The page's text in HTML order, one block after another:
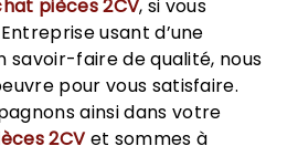
pièces 2CV, si vous
usant d’une
savoir-faire de qualité, nous
pour vous satisfaire.
ainsi dans votre
2CV et sommes à